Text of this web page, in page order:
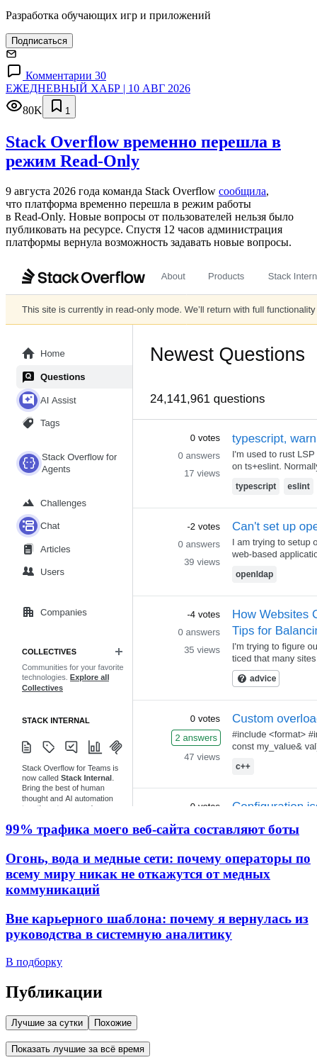
Разработка обучающих игр и приложений
Подписаться
Комментарии 30
ЕЖЕДНЕВНЫЙ ХАБР | 10 АВГ 2026
80K
1
Stack Overflow временно перешла в
режим Read-Only
9 августа 2026 года команда Stack Overflow сообщила,
что платформа временно перешла в режим работы
в Read‑Only. Новые вопросы от пользователей нельзя было
публиковать на ресурсе. Спустя 12 часов администрация
платформы вернула возможность задавать новые вопросы.
99% трафика моего веб‑сайта составляют боты
Огонь, вода и медные сети: почему операторы по
всему миру никак не откажутся от медных
коммуникаций
Вне карьерного шаблона: почему я вернулась из
руководства в системную аналитику
В подборку
Публикации
Лучшие за сутки Похожие
Показать лучшие за всё время